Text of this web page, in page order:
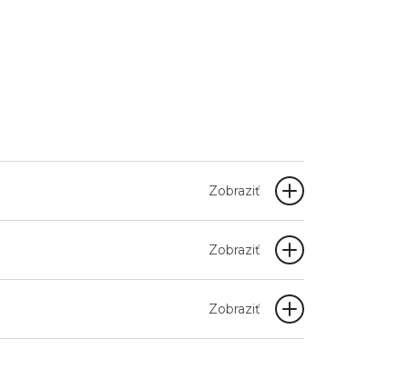
Zobraziť
Zobraziť
Zobraziť